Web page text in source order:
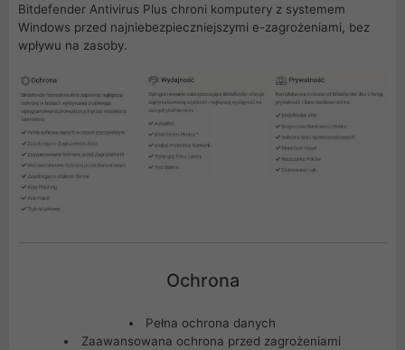
Bitdefender Antivirus Plus chroni komputery z systemem
Windows przed najniebezpieczniejszymi e-zagrożeniami, bez
wpływu na zasoby.
Ochrona
Pełna ochrona danych
Zaawansowana ochrona przed zagrożeniami